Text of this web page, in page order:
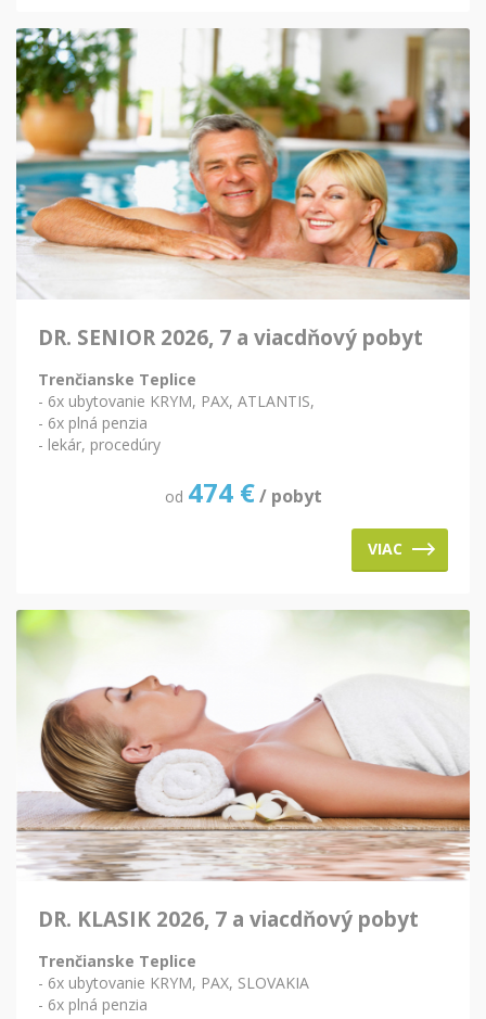
DR. SENIOR 2026, 7 a viacdňový pobyt
Trenčianske Teplice
- 6x ubytovanie KRYM, PAX, ATLANTIS,
- 6x plná penzia
- lekár, procedúry
od 474 € / pobyt
VIAC
DR. KLASIK 2026, 7 a viacdňový pobyt
Trenčianske Teplice
- 6x ubytovanie KRYM, PAX, SLOVAKIA
- 6x plná penzia